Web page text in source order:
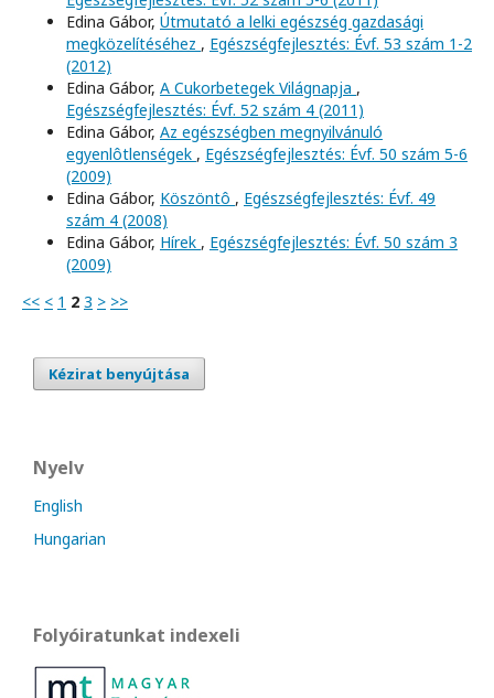
Edina Gábor, Útmutató a lelki egészség gazdasági
megközelítéséhez , Egészségfejlesztés: Évf. 53 szám 1-2
(2012)
Edina Gábor, A Cukorbetegek Világnapja ,
Egészségfejlesztés: Évf. 52 szám 4 (2011)
Edina Gábor, Az egészségben megnyilvánuló
egyenlôtlenségek , Egészségfejlesztés: Évf. 50 szám 5-6
(2009)
Edina Gábor, Köszöntô , Egészségfejlesztés: Évf. 49
szám 4 (2008)
Edina Gábor, Hírek , Egészségfejlesztés: Évf. 50 szám 3
(2009)
<< < 1 2 3 > >>
Kézirat benyújtása
Nyelv
English
Hungarian
Folyóiratunkat indexeli